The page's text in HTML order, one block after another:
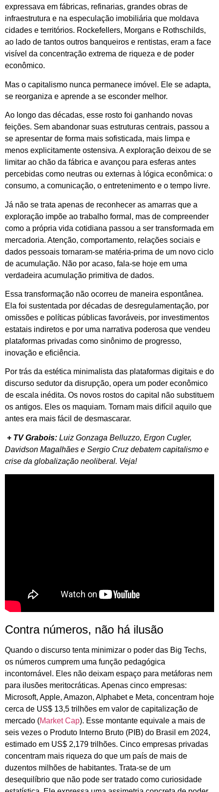
expressava em fábricas, refinarias, grandes obras de
infraestrutura e na especulação imobiliária que moldava
cidades e territórios. Rockefellers, Morgans e Rothschilds,
ao lado de tantos outros banqueiros e rentistas, eram a face
visível da concentração extrema de riqueza e de poder
econômico.
Mas o capitalismo nunca permanece imóvel. Ele se adapta,
se reorganiza e aprende a se esconder melhor.
Ao longo das décadas, esse rosto foi ganhando novas
feições. Sem abandonar suas estruturas centrais, passou a
se apresentar de forma mais sofisticada, mais limpa e
menos explicitamente ostensiva. A exploração deixou de se
limitar ao chão da fábrica e avançou para esferas antes
percebidas como neutras ou externas à lógica econômica: o
consumo, a comunicação, o entretenimento e o tempo livre.
Já não se trata apenas de reconhecer as amarras que a
exploração impõe ao trabalho formal, mas de compreender
como a própria vida cotidiana passou a ser transformada em
mercadoria. Atenção, comportamento, relações sociais e
dados pessoais tornaram-se matéria-prima de um novo ciclo
de acumulação. Não por acaso, fala-se hoje em uma
verdadeira acumulação primitiva de dados.
Essa transformação não ocorreu de maneira espontânea.
Ela foi sustentada por décadas de desregulamentação, por
omissões e políticas públicas favoráveis, por investimentos
estatais indiretos e por uma narrativa poderosa que vendeu
plataformas privadas como sinônimo de progresso,
inovação e eficiência.
Por trás da estética minimalista das plataformas digitais e do
discurso sedutor da disrupção, opera um poder econômico
de escala inédita. Os novos rostos do capital não substituem
os antigos. Eles os maquiam. Tornam mais difícil aquilo que
antes era mais fácil de desmascarar.
+ TV Grabois: Luiz Gonzaga Belluzzo, Ergon Cugler,
Davidson Magalhães e Sergio Cruz debatem capitalismo e
crise da globalização neoliberal. Veja!
Contra números, não há ilusão
Quando o discurso tenta minimizar o poder das Big Techs,
os números cumprem uma função pedagógica
incontornável. Eles não deixam espaço para metáforas nem
para ilusões meritocráticas. Apenas cinco empresas:
Microsoft, Apple, Amazon, Alphabet e Meta, concentram hoje
cerca de US$ 13,5 trilhões em valor de capitalização de
mercado (Market Cap). Esse montante equivale a mais de
seis vezes o Produto Interno Bruto (PIB) do Brasil em 2024,
estimado em US$ 2,179 trilhões. Cinco empresas privadas
concentram mais riqueza do que um país de mais de
duzentos milhões de habitantes. Trata-se de um
desequilíbrio que não pode ser tratado como curiosidade